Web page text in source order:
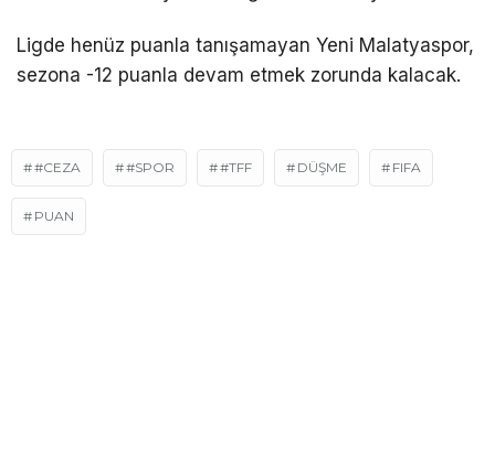
Ligde henüz puanla tanışamayan Yeni Malatyaspor,
sezona -12 puanla devam etmek zorunda kalacak.
#CEZA #SPOR #TFF DÜŞME FIFA
PUAN